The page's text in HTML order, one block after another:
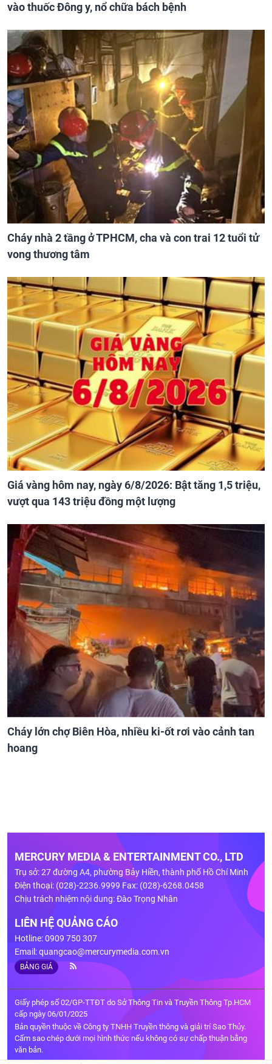
vào thuốc Đông y, nổ chữa bách bệnh
Cháy nhà 2 tầng ở TPHCM, cha và con trai 12 tuổi tử
vong thương tâm
Giá vàng hôm nay, ngày 6/8/2026: Bật tăng 1,5 triệu,
vượt qua 143 triệu đồng một lượng
Cháy lớn chợ Biên Hòa, nhiều ki-ốt rơi vào cảnh tan
hoang
MERCURY MEDIA & ENTERTAINMENT CO., LTD
Trụ sở: 27 đường A4, phường Bảy Hiền, thành phố Hồ Chí Minh
Điện thoại: (028)-2236.9999 Fax: (028)-6268.0458
Chịu trách nhiệm nội dung: Đào Trọng Nhân
LIÊN HỆ QUẢNG CÁO
Hotline: 0909 750 307
Email:quangcao@mercurymedia.com.vn
BẢNG GIÁ
Giấy phép số 02/GP-TTĐT do Sở Thông Tin và Truyền Thông Tp.HCM
cấp ngày 06/01/2025
Bản quyền thuộc về Công ty TNHH Truyền thông và giải trí Sao Thủy.
Cấm sao chép dưới mọi hình thức nếu không có sự chấp thuận bằng
văn bản.